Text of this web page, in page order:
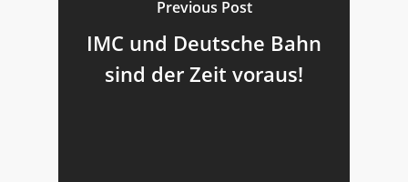
Previous Post
IMC und Deutsche Bahn
sind der Zeit voraus!